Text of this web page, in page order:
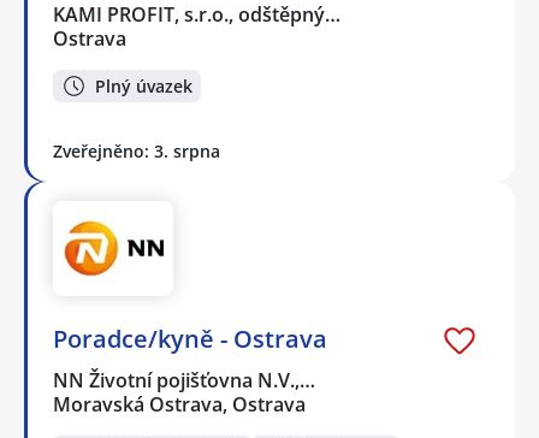
KAMI PROFIT, s.r.o., odštěpný…
Ostrava
Plný úvazek
Zveřejněno: 3. srpna
Poradce/kyně - Ostrava
NN Životní pojišťovna N.V.,…
Moravská Ostrava, Ostrava